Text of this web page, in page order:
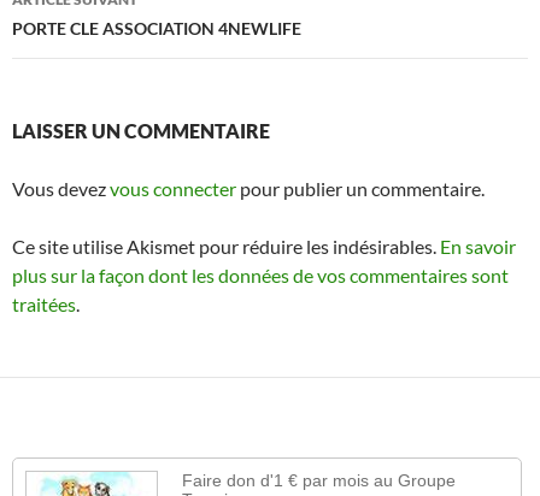
PORTE CLE ASSOCIATION 4NEWLIFE
LAISSER UN COMMENTAIRE
Vous devezvous connecter pour publier un commentaire.
Ce site utilise Akismet pour réduire les indésirables. En savoir
plus sur la façon dont les données de vos commentaires sont
traitées.